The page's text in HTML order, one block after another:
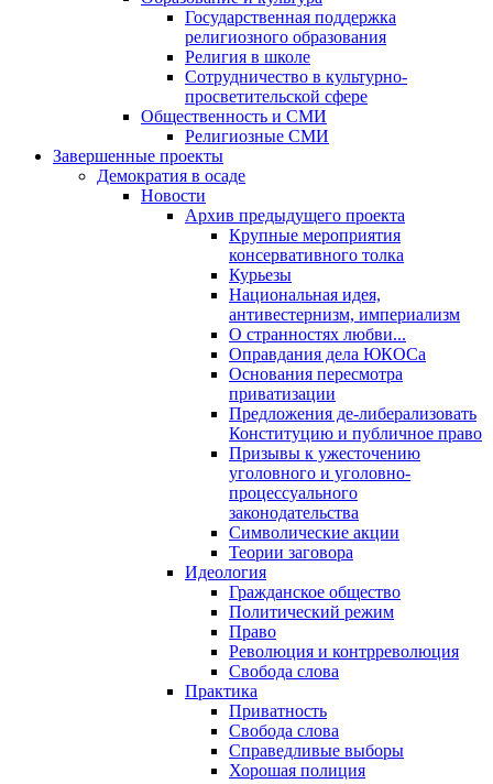
Государственная поддержка
религиозного образования
Религия в школе
Сотрудничество в культурно-
просветительской сфере
Общественность и СМИ
Религиозные СМИ
Завершенные проекты
Демократия в осаде
Новости
Архив предыдущего проекта
Крупные мероприятия
консервативного толка
Курьезы
Национальная идея,
антивестернизм, империализм
О странностях любви...
Оправдания дела ЮКОСа
Основания пересмотра
приватизации
Предложения де-либерализовать
Конституцию и публичное право
Призывы к ужесточению
уголовного и уголовно-
процессуального
законодательства
Символические акции
Теории заговора
Идеология
Гражданское общество
Политический режим
Право
Революция и контрреволюция
Свобода слова
Практика
Приватность
Свобода слова
Справедливые выборы
Хорошая полиция